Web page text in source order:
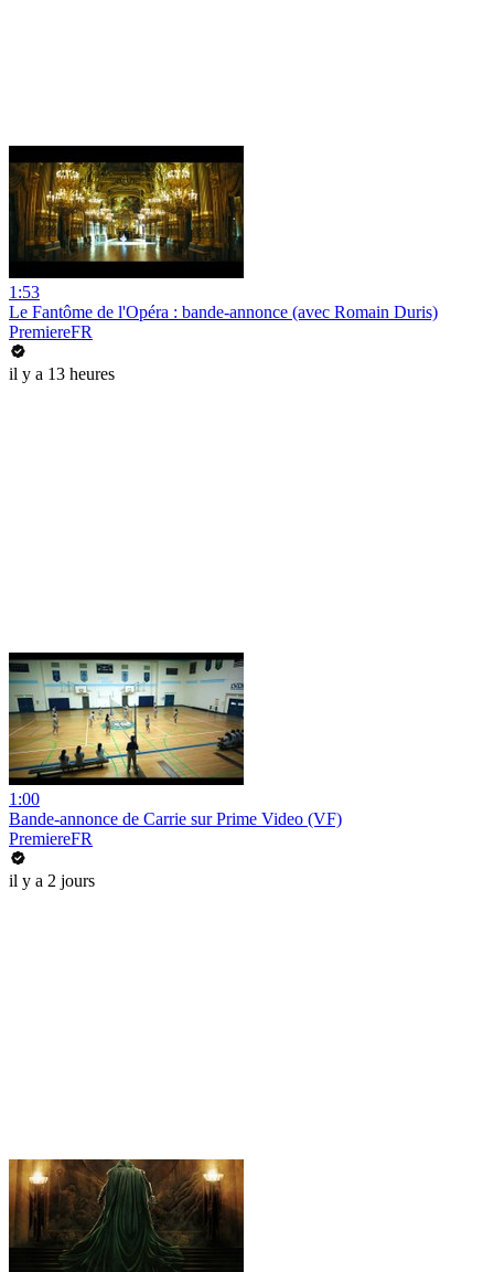
1:53
Le Fantôme de l'Opéra : bande-annonce (avec Romain Duris)
PremiereFR
il y a 13 heures
1:00
Bande-annonce de Carrie sur Prime Video (VF)
PremiereFR
il y a 2 jours